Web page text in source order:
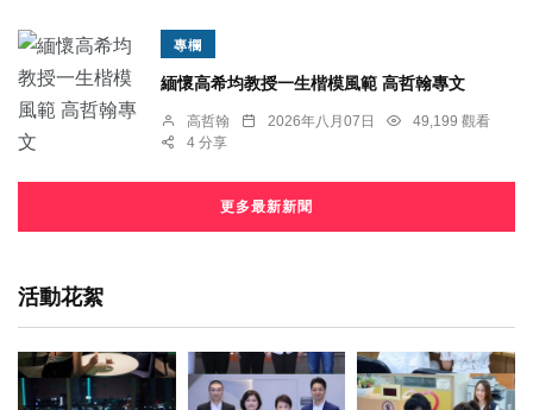
專欄
緬懷高希均教授一生楷模風範 高哲翰專文
高哲翰 2026年八月07日
49,199 觀看
4 分享
更多最新新聞
活動花絮